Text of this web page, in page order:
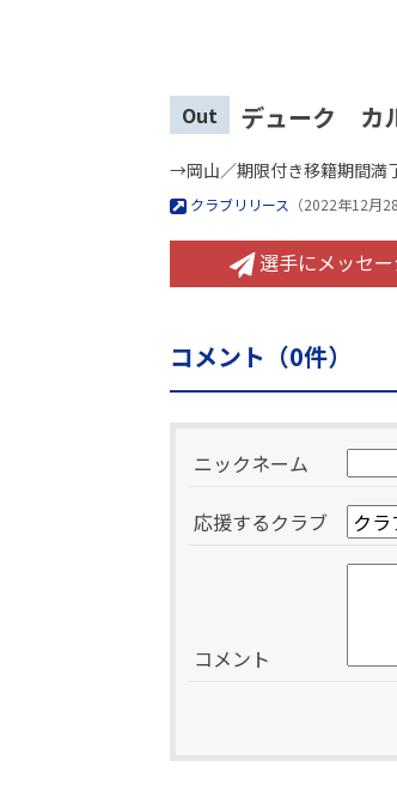
Out デューク カ
→岡山／期限付き移籍期間満
クラブリリース （2022年12月28
選手にメッセー
コメント（0件）
ニックネーム
応援するクラブ
コメント